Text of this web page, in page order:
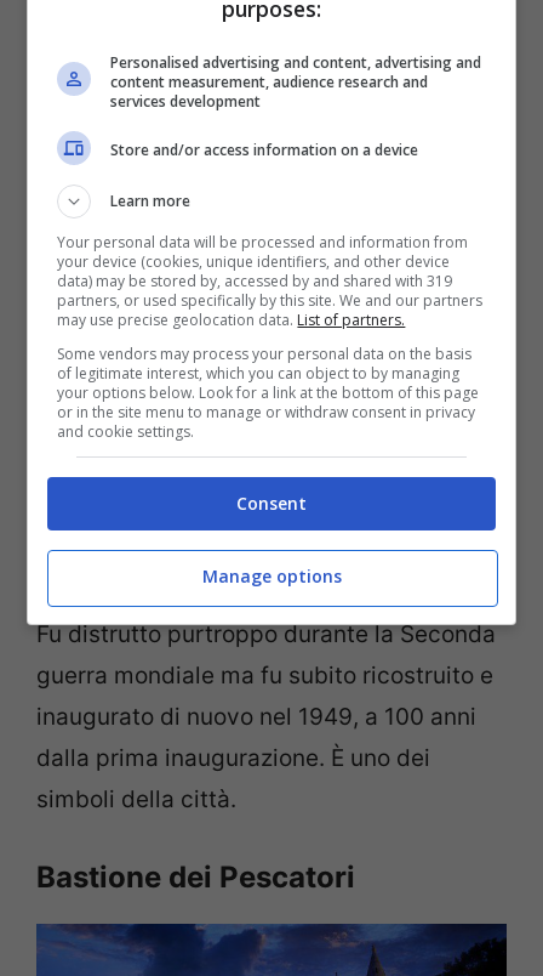
Budapest, Ponte delle Catene
Ponte delle Catene(Széchenyi Lánchíd)
è un’altro luogo imperdibile di Budapest. Fu
costruito tra il 1839 e il 1849 per iniziativa
realizzato da due architetti inglesi, è lungo
375 metri e ha una struttura imponente,
con due archi. È ornato da statue di leoni.
Fu distrutto purtroppo durante la Seconda
guerra mondiale ma fu subito ricostruito e
inaugurato di nuovo nel 1949, a 100 anni
dalla prima inaugurazione. È uno dei
simboli della città.
Bastione dei Pescatori
purposes:
Personalised advertising and content, advertising and
content measurement, audience research and
services development
Store and/or access information on a device
Learn more
Your personal data will be processed and information from
your device (cookies, unique identifiers, and other device
data) may be stored by, accessed by and shared with 319
partners, or used specifically by this site. We and our partners
may use precise geolocation data. List of partners.
Some vendors may process your personal data on the basis
of legitimate interest, which you can object to by managing
your options below. Look for a link at the bottom of this page
or in the site menu to manage or withdraw consent in privacy
and cookie settings.
Consent
Manage options